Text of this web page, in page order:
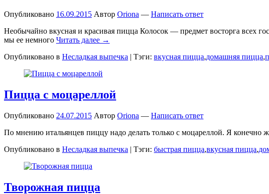
Опубликовано 16.09.2015 Автор Oriona — Написать ответ
Необычайно вкусная и красивая пицца Колосок — предмет восторга всех
мы ее немного Читать далее →
Опубликовано в Несладкая выпечка | Тэги: вкусная пицца,домашняя пицца,
Пицца с моцареллой
Опубликовано 24.07.2015 Автор Oriona — Написать ответ
По мнению итальянцев пиццу надо делать только с моцареллой. Я конечно
Опубликовано в Несладкая выпечка | Тэги: быстрая пицца,вкусная пицца,
Творожная пицца